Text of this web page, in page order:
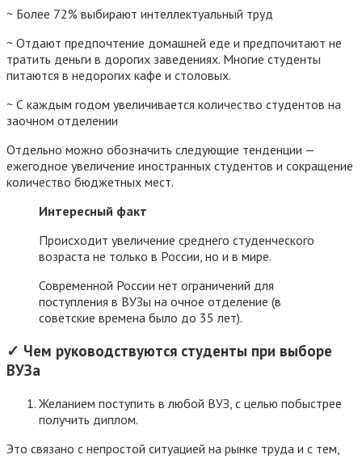
~ Более 72% выбирают интеллектуальный труд
~ Отдают предпочтение домашней еде и предпочитают не
тратить деньги в дорогих заведениях. Многие студенты
питаются в недорогих кафе и столовых.
~ С каждым годом увеличивается количество студентов на
заочном отделении
Отдельно можно обозначить следующие тенденции —
ежегодное увеличение иностранных студентов и сокращение
количество бюджетных мест.
Интересный факт
Происходит увеличение среднего студенческого
возраста не только в России, но и в мире.
Современной России нет ограничений для
поступления в ВУЗы на очное отделение (в
советские времена было до 35 лет).
✓ Чем руководствуются студенты при выборе
ВУЗа
Желанием поступить в любой ВУЗ, с целью побыстрее
получить диплом.
Это связано с непростой ситуацией на рынке труда и с тем,